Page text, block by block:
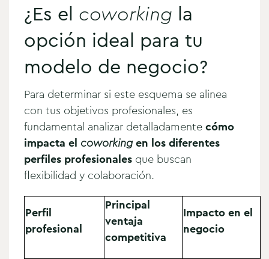
¿Es el coworking la
opción ideal para tu
modelo de negocio?
Para determinar si este esquema se alinea
con tus objetivos profesionales, es
fundamental analizar detalladamentecómo
impacta el coworkingen los diferentes
perfiles profesionales que buscan
flexibilidad y colaboración.
Perfil
profesional
Principal
ventaja
competitiva
Impacto en el
negocio